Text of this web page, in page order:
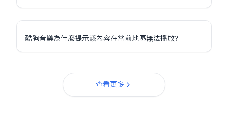
酷狗音樂為什麼提示該內容在當前地區無法播放？
查看更多